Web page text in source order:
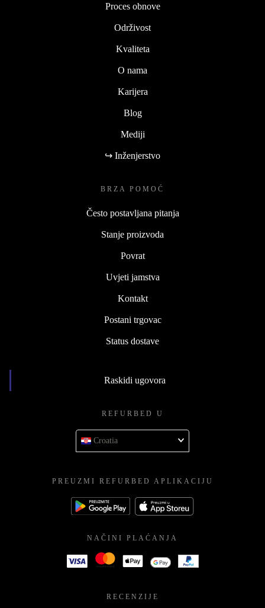
Proces obnove
Održivost
Kvaliteta
O nama
Karijera
Blog
Mediji
↪ Inženjerstvo
BRZA POMOĆ
Često postavljana pitanja
Stanje proizvoda
Povrat
Uvjeti jamstva
Kontakt
Postani trgovac
Status dostave
Raskidi ugovora
REFURBED U
Croatia
PREUZMI REFURBED APLIKACIJU
NAČINI PLAĆANJA
RECENZIJE